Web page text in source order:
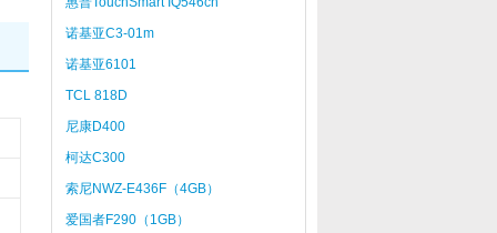
诺基亚C3-01m
诺基亚6101
TCL 818D
尼康D400
柯达C300
索尼NWZ-E436F（4GB）
爱国者F290（1GB）